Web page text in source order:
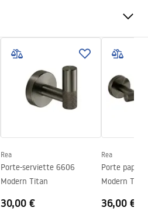
À visser
50mm
70mm
24 mois
Rea
Porte-serviette 6606
Modern Titan
30,00 €
Rea
Porte
Modern Titan
36,00 €